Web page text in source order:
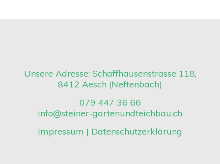
Unsere Adresse: Schaffhausenstrasse 118,
8412 Aesch (Neftenbach)
079 447 36 66
info@steiner-gartenundteichbau.ch
Impressum | Datenschutzerklärung